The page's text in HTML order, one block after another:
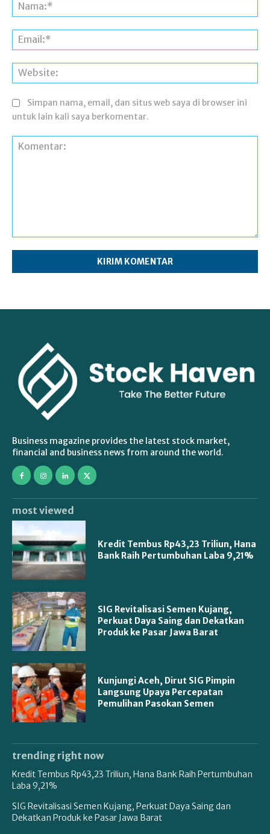
Simpan nama, email, dan situs web saya di browser ini
untuk lain kali saya berkomentar.
Business magazine provides the latest stock market,
financial and business news from around the world.
most viewed
Kredit Tembus Rp43,23 Triliun, Hana
Bank Raih Pertumbuhan Laba 9,21%
SIG Revitalisasi Semen Kujang,
Perkuat Daya Saing dan Dekatkan
Produk ke Pasar Jawa Barat
Kunjungi Aceh, Dirut SIG Pimpin
Langsung Upaya Percepatan
Pemulihan Pasokan Semen
trending right now
Kredit Tembus Rp43,23 Triliun, Hana Bank Raih Pertumbuhan
Laba 9,21%
SIG Revitalisasi Semen Kujang, Perkuat Daya Saing dan
Dekatkan Produk ke Pasar Jawa Barat